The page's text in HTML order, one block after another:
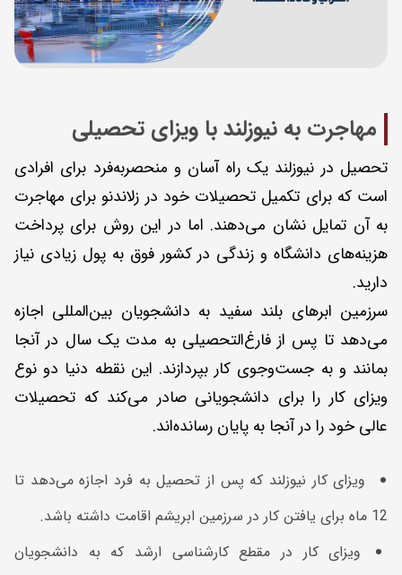
مهاجرت به نیوزلند با ویزای تحصیلی
تحصیل در نیوزلند یک راه آسان و منحصربه‌فرد برای افرادی
است که برای تکمیل تحصیلات خود در زلاندنو برای مهاجرت
به آن تمایل نشان می‌دهند. اما در این روش برای پرداخت
هزینه‌های دانشگاه و زندگی در کشور فوق به پول زیادی نیاز
دارید.
سرزمین ابرهای بلند سفید به دانشجویان بین‌المللی اجازه
می‌دهد تا پس از فارغ‌التحصیلی به ‌مدت یک سال در آنجا
بمانند و به جست‌وجوی کار بپردازند. این نقطه دنیا دو نوع
ویزای کار را برای دانشجویانی صادر می‌کند که تحصیلات
عالی خود را در آنجا به پایان رسانده‌اند.
ویزای کار نیوزلند که پس از تحصیل به فرد اجازه می‌دهد تا
12 ماه برای یافتن کار در سرزمین ابریشم اقامت داشته باشد.
ویزای کار در مقطع کارشناسی ارشد که به دانشجویان